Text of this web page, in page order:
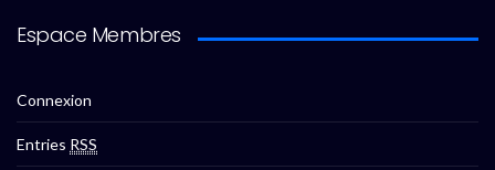
Espace Membres
Connexion
Entries RSS